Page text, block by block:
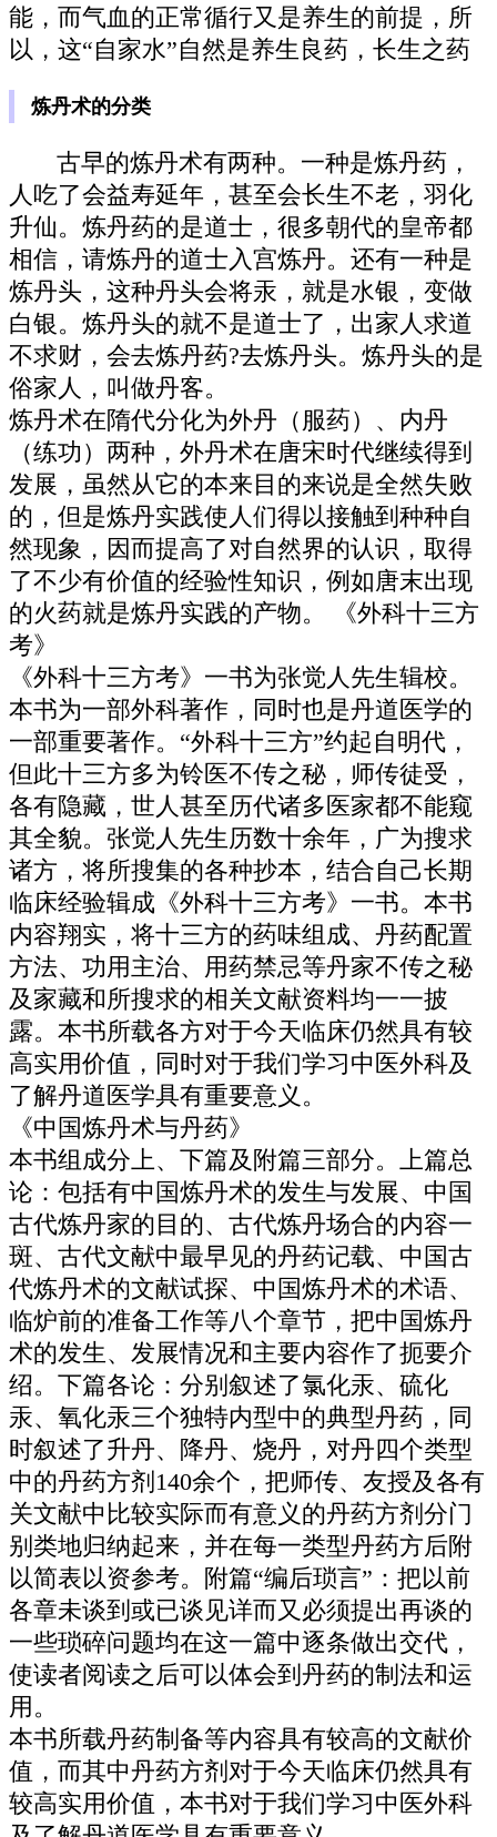
能，而气血的正常循行又是养生的前提，所
以，这“自家水”自然是养生良药，长生之药
炼丹术的分类
古早的炼丹术有两种。一种是炼丹药，
人吃了会益寿延年，甚至会长生不老，羽化
升仙。炼丹药的是道士，很多朝代的皇帝都
相信，请炼丹的道士入宫炼丹。还有一种是
炼丹头，这种丹头会将汞，就是水银，变做
白银。炼丹头的就不是道士了，出家人求道
不求财，会去炼丹药?去炼丹头。炼丹头的是
俗家人，叫做丹客。
炼丹术在隋代分化为外丹（服药）、内丹
（练功）两种，外丹术在唐宋时代继续得到
发展，虽然从它的本来目的来说是全然失败
的，但是炼丹实践使人们得以接触到种种自
然现象，因而提高了对自然界的认识，取得
了不少有价值的经验性知识，例如唐末出现
的火药就是炼丹实践的产物。 《外科十三方
考》
《外科十三方考》一书为张觉人先生辑校。
本书为一部外科著作，同时也是丹道医学的
一部重要著作。“外科十三方”约起自明代，
但此十三方多为铃医不传之秘，师传徒受，
各有隐藏，世人甚至历代诸多医家都不能窥
其全貌。张觉人先生历数十余年，广为搜求
诸方，将所搜集的各种抄本，结合自己长期
临床经验辑成《外科十三方考》一书。本书
内容翔实，将十三方的药味组成、丹药配置
方法、功用主治、用药禁忌等丹家不传之秘
及家藏和所搜求的相关文献资料均一一披
露。本书所载各方对于今天临床仍然具有较
高实用价值，同时对于我们学习中医外科及
了解丹道医学具有重要意义。
《中国炼丹术与丹药》
本书组成分上、下篇及附篇三部分。上篇总
论：包括有中国炼丹术的发生与发展、中国
古代炼丹家的目的、古代炼丹场合的内容一
斑、古代文献中最早见的丹药记载、中国古
代炼丹术的文献试探、中国炼丹术的术语、
临炉前的准备工作等八个章节，把中国炼丹
术的发生、发展情况和主要内容作了扼要介
绍。下篇各论：分别叙述了氯化汞、硫化
汞、氧化汞三个独特内型中的典型丹药，同
时叙述了升丹、降丹、烧丹，对丹四个类型
中的丹药方剂140余个，把师传、友授及各有
关文献中比较实际而有意义的丹药方剂分门
别类地归纳起来，并在每一类型丹药方后附
以简表以资参考。附篇“编后琐言”：把以前
各章未谈到或已谈见详而又必须提出再谈的
一些琐碎问题均在这一篇中逐条做出交代，
使读者阅读之后可以体会到丹药的制法和运
用。
本书所载丹药制备等内容具有较高的文献价
值，而其中丹药方剂对于今天临床仍然具有
较高实用价值，本书对于我们学习中医外科